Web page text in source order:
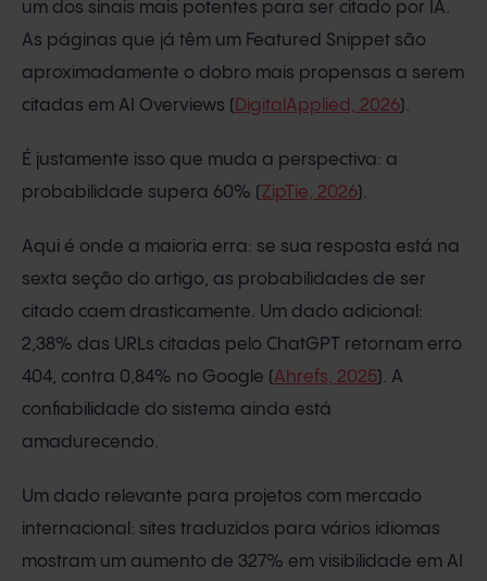
um dos sinais mais potentes para ser citado por IA.
As páginas que já têm um Featured Snippet são
aproximadamente o dobro mais propensas a serem
citadas em AI Overviews ( DigitalApplied, 2026).
É justamente isso que muda a perspectiva: a
probabilidade supera 60% (ZipTie, 2026).
Aqui é onde a maioria erra: se sua resposta está na
sexta seção do artigo, as probabilidades de ser
citado caem drasticamente. Um dado adicional:
2,38% das URLs citadas pelo ChatGPT retornam erro
404, contra 0,84% no Google (Ahrefs, 2025). A
confiabilidade do sistema ainda está
amadurecendo.
Um dado relevante para projetos com mercado
internacional: sites traduzidos para vários idiomas
mostram um aumento de 327% em visibilidade em AI